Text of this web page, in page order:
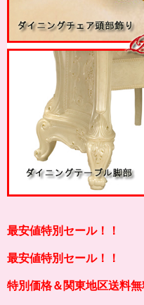
最安値特別セール！！
最安値特別セール！！
特別価格＆関東地区送料無